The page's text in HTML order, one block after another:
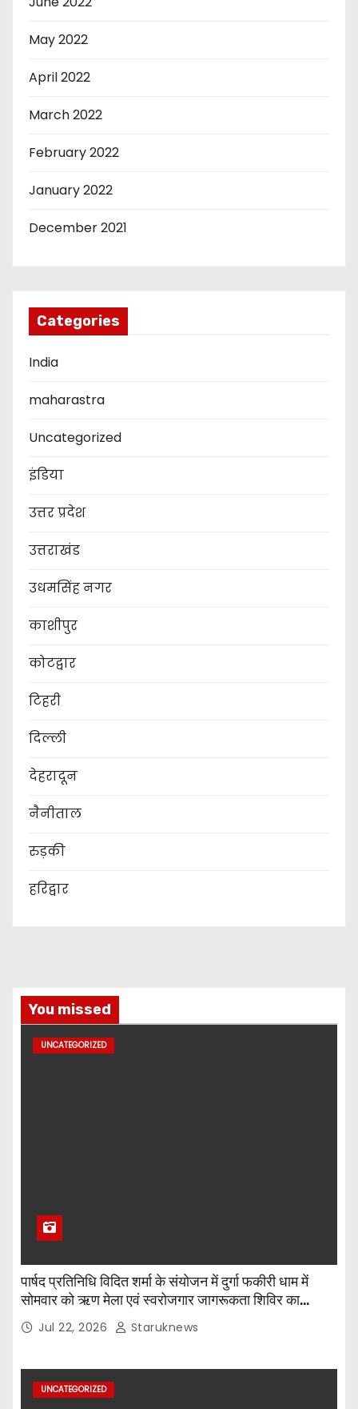
May 2022
April 2022
March 2022
February 2022
January 2022
December 2021
Categories
India
maharastra
Uncategorized
इंडिया
उत्तर प्रदेश
उत्तराखंड
उधमसिंह नगर
काशीपुर
कोटद्वार
टिहरी
दिल्ली
देहरादून
नैनीताल
रुड़की
हरिद्वार
You missed
UNCATEGORIZED
पार्षद प्रतिनिधि विदित शर्मा के संयोजन में दुर्गा फकीरी धाम में
सोमवार को ऋण मेला एवं स्वरोजगार जागरूकता शिविर का
आयोजन किया गया।
Jul 22, 2026 Staruknews
UNCATEGORIZED